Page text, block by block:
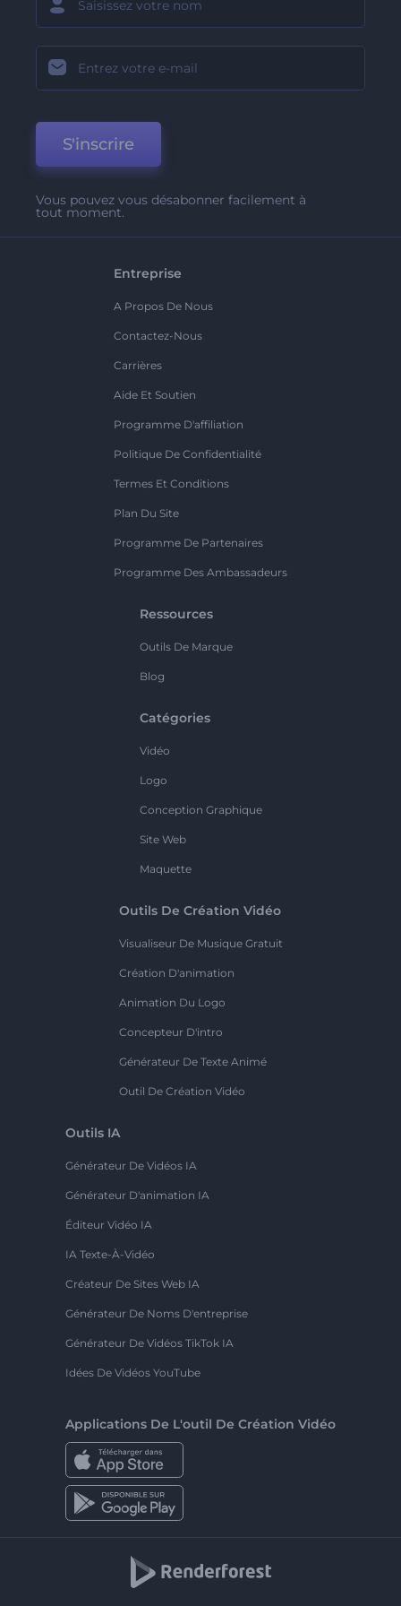
S'inscrire
Vous pouvez vous désabonner facilement à
tout moment.
Entreprise
A Propos De Nous
Contactez-Nous
Carrières
Aide Et Soutien
Programme D'affiliation
Politique De Confidentialité
Termes Et Conditions
Plan Du Site
Programme De Partenaires
Programme Des Ambassadeurs
Ressources
Outils De Marque
Blog
Catégories
Vidéo
Logo
Conception Graphique
Site Web
Maquette
Outils De Création Vidéo
Visualiseur De Musique Gratuit
Création D'animation
Animation Du Logo
Concepteur D'intro
Générateur De Texte Animé
Outil De Création Vidéo
Outils IA
Générateur De Vidéos IA
Générateur D'animation IA
Éditeur Vidéo IA
IA Texte-À-Vidéo
Créateur De Sites Web IA
Générateur De Noms D'entreprise
Générateur De Vidéos TikTok IA
Idées De Vidéos YouTube
Applications De L'outil De Création Vidéo